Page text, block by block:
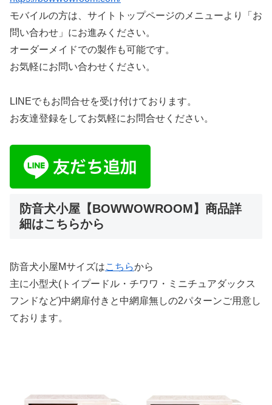
モバイルの方は、サイトトップページのメニューより「お
問い合わせ」にお進みください。
オーダーメイドでの製作も可能です。
お気軽にお問い合わせください。
LINEでもお問合せを受け付けております。
お友達登録をしてお気軽にお問合せください。
防音犬小屋【BOWWOWROOM】商品詳
細はこちらから
防音犬小屋Mサイズはこちらから
主に小型犬(トイプードル・チワワ・ミニチュアダックス
フンドなど)中網扉付きと中網扉無しの2パターンご用意し
ております。